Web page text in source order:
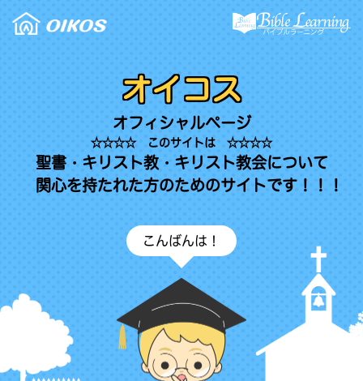
オイコス
オフィシャルページ
☆☆☆☆ このサイトは ☆☆☆☆
聖書・キリスト教・キリスト教会について
関心を持たれた方のためのサイトです！！！
こんばんは！